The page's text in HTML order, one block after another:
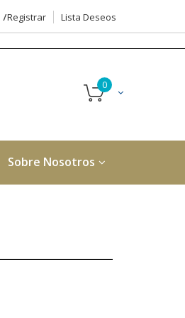
Registrar
Lista Deseos
Sobre Nosotros